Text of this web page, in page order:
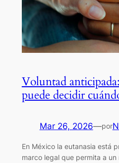
Voluntad
puede decidir
Mar 26, 2026—por
En México la eutanasia está
marco legal que permita a